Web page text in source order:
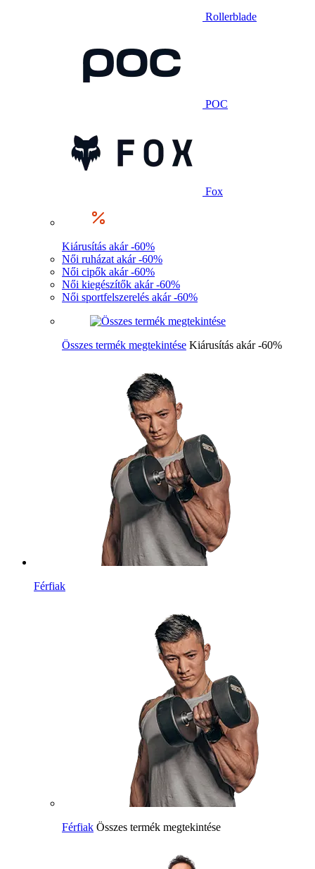
Rollerblade
POC
Fox
Kiárusítás akár -60%
Női ruházat akár -60%
Női cipők akár -60%
Női kiegészítők akár -60%
Női sportfelszerelés akár -60%
Összes termék megtekintése Kiárusítás akár -60%
Férfiak
Férfiak Összes termék megtekintése